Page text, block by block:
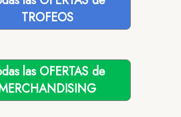
TROFEOS
las OFERTAS de